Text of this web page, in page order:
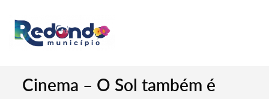
Cinema – O Sol também é